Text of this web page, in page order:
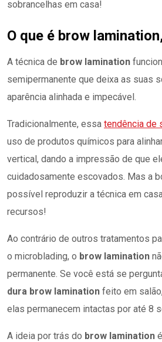
sobrancelhas em casa!
O que é brow
A técnica de brow lamination
semipermanente que deixa as suas
aparência alinhada e impecável.
Tradicionalmente, essa tendência de
uso de produtos químicos para
vertical, dando a impressão de que
cuidadosamente escovados. Mas a
possível reproduzir a técnica em
recursos!
Ao contrário de outros tratamentos
o microblading, o brow lamination
permanente. Se você está se
dura brow lamination feito em
elas permanecem intactas por até 8
A ideia por trás do brow lamination